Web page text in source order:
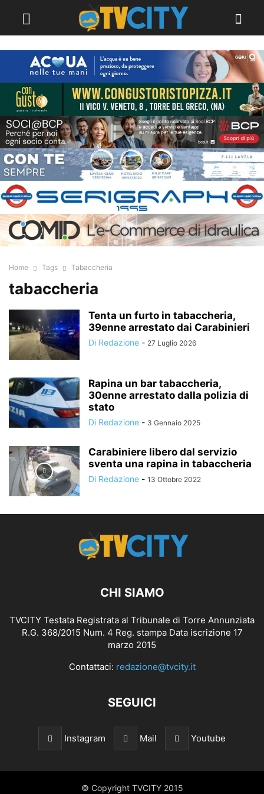
Home Tags Tabaccheria
tabaccheria
Tenta un furto in tabaccheria,
39enne arrestato dai Carabinieri
Di Redazione - 27 Luglio 2026
Rapina un bar tabaccheria,
30enne arrestato dalla polizia di
stato
Di Redazione - 3 Gennaio 2025
Carabiniere libero dal servizio
sventa una rapina in tabaccheria
Di Redazione - 13 Ottobre 2022
CHI SIAMO
TVCITY Testata Registrata al Tribunale di Torre Annunziata
R.G. 368/2015 Num. 4 Reg. stampa Data iscrizione 17
marzo 2015
Contattaci: redazione@tvcity.it
SEGUICI
Instagram Mail Youtube
© Copyright TVCITY 2015